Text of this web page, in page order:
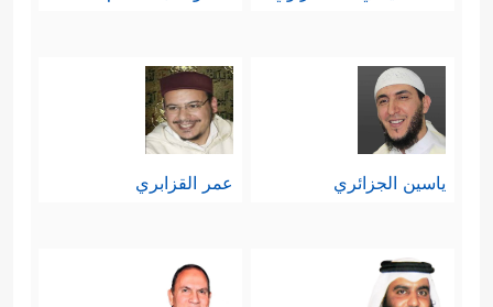
ياسين الجزائري عمر القزابري